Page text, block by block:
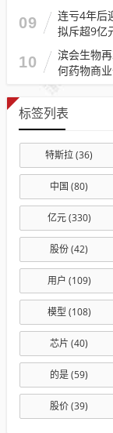
09
连亏4年后
拟斥超9亿
10
滨会生物
何药物商
标签列表
特斯拉(36)
中国 (80)
亿元(330)
股份(42)
用户 (109)
模型 (108)
芯片 (40)
的是(59)
股价(39)